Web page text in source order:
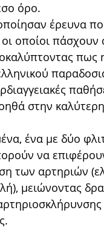
όρο.
έρευνα
οποίοι πάσχουν
πως
στην
ένα με δύο
να
των αρτηριών
μειώνοντας